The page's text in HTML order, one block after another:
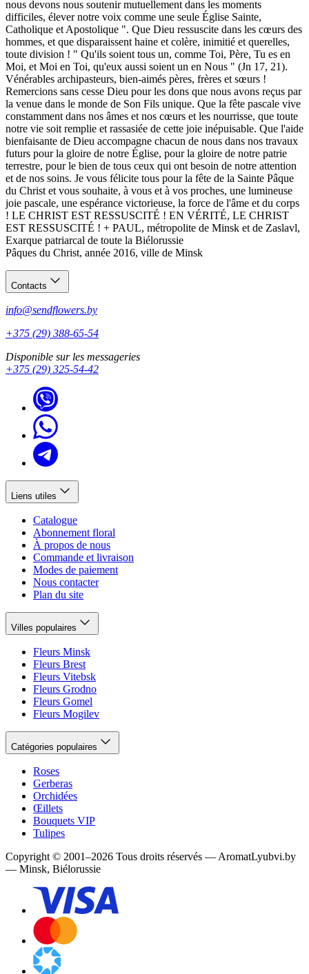
nous devons nous soutenir mutuellement dans les moments
difficiles, élever notre voix comme une seule Église Sainte,
Catholique et Apostolique ". Que Dieu ressuscite dans les cœurs des
hommes, et que disparaissent haine et colère, inimitié et querelles,
toute division ! " Qu'ils soient tous un, comme Toi, Père, Tu es en
Moi, et Moi en Toi, qu'eux aussi soient un en Nous " (Jn 17, 21).
Vénérables archipasteurs, bien-aimés pères, frères et sœurs !
Remercions sans cesse Dieu pour les dons que nous avons reçus par
la venue dans le monde de Son Fils unique. Que la fête pascale vive
constamment dans nos âmes et nos cœurs et les nourrisse, que toute
notre vie soit remplie et rassasiée de cette joie inépuisable. Que l'aide
bienfaisante de Dieu accompagne chacun de nous dans nos travaux
futurs pour la gloire de notre Église, pour la gloire de notre patrie
terrestre, pour le bien de tous ceux qui ont besoin de notre attention
et de nos soins. Je vous félicite tous pour la fête de la Sainte Pâque
du Christ et vous souhaite, à vous et à vos proches, une lumineuse
joie pascale, une espérance victorieuse, la force de l'âme et du corps
! LE CHRIST EST RESSUSCITÉ ! EN VÉRITÉ, LE CHRIST
EST RESSUSCITÉ ! + PAUL, métropolite de Minsk et de Zaslavl,
Exarque patriarcal de toute la Biélorussie
Pâques du Christ, année 2016, ville de Minsk
Contacts
info@sendflowers.by
+375 (29) 388-65-54
Disponible sur les messageries
+375 (29) 325-54-42
Liens utiles
Catalogue
Abonnement floral
À propos de nous
Commande et livraison
Modes de paiement
Nous contacter
Plan du site
Villes populaires
Fleurs Minsk
Fleurs Brest
Fleurs Vitebsk
Fleurs Grodno
Fleurs Gomel
Fleurs Mogilev
Catégories populaires
Roses
Gerberas
Orchidées
Œillets
Bouquets VIP
Tulipes
Copyright © 2001–2026 Tous droits réservés — AromatLyubvi.by
— Minsk, Biélorussie